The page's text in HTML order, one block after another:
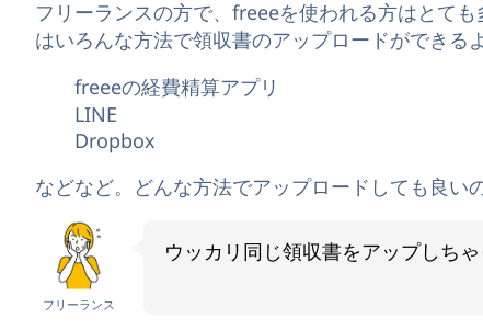
フリーランスの方で、freeeを使われる方はとて
はいろんな方法で領収書のアップロードができる
freeeの経費精算アプリ
LINE
Dropbox
などなど。どんな方法でアップロードしても良い
フリーランス
ウッカリ同じ領収書をアップしち